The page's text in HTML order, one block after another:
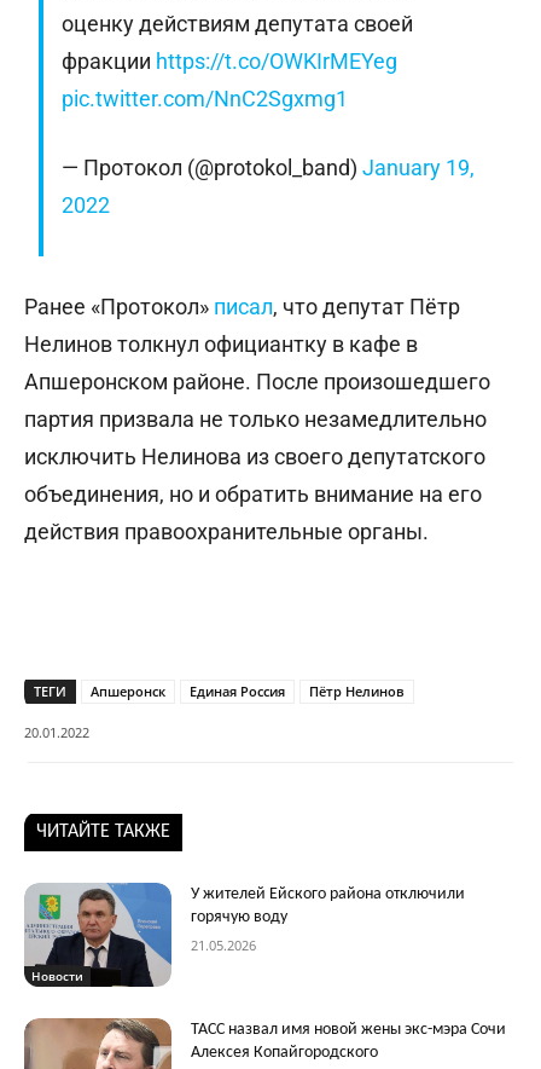
оценку действиям депутата своей
фракции https://t.co/OWKIrMEYeg
pic.twitter.com/NnC2Sgxmg1
— Протокол (@protokol_band)January 19,
2022
Ранее «Протокол» писал, что депутат Пётр
Нелинов толкнул официантку в кафе в
Апшеронском районе. После произошедшего
партия призвала не только незамедлительно
исключить Нелинова из своего депутатского
объединения, но и обратить внимание на его
действия правоохранительные органы.
ТЕГИ Апшеронск Единая Россия Пётр Нелинов
20.01.2022
ЧИТАЙТЕ ТАКЖЕ
Новости
У жителей Ейского района отключили
горячую воду
21.05.2026
ТАСС назвал имя новой жены экс-мэра Сочи
Алексея Копайгородского